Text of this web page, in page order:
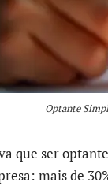
Optante
que ser
mais de